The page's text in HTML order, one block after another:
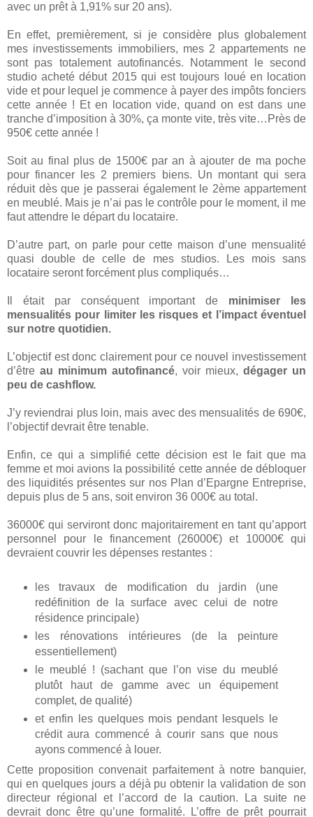
avec un prêt à 1,91% sur 20 ans).
En effet, premièrement, si je considère plus globalement
mes investissements immobiliers, mes 2 appartements ne
sont pas totalement autofinancés. Notamment le second
studio acheté début 2015 qui est toujours loué en location
vide et pour lequel je commence à payer des impôts fonciers
cette année ! Et en location vide, quand on est dans une
tranche d’imposition à 30%, ça monte vite, très vite…Près de
950€ cette année !
Soit au final plus de 1500€ par an à ajouter de ma poche
pour financer les 2 premiers biens. Un montant qui sera
réduit dès que je passerai également le 2ème appartement
en meublé. Mais je n’ai pas le contrôle pour le moment, il me
faut attendre le départ du locataire.
D’autre part, on parle pour cette maison d’une mensualité
quasi double de celle de mes studios. Les mois sans
locataire seront forcément plus compliqués…
Il était par conséquent important de minimiser les
mensualités pour limiter les risques et l’impact éventuel
sur notre quotidien.
L’objectif est donc clairement pour ce nouvel investissement
d’être au minimum autofinancé, voir mieux, dégager un
peu de cashflow.
J’y reviendrai plus loin, mais avec des mensualités de 690€,
l’objectif devrait être tenable.
Enfin, ce qui a simplifié cette décision est le fait que ma
femme et moi avions la possibilité cette année de débloquer
des liquidités présentes sur nos Plan d’Epargne Entreprise,
depuis plus de 5 ans, soit environ 36 000€ au total.
36000€ qui serviront donc majoritairement en tant qu’apport
personnel pour le financement (26000€) et 10000€ qui
devraient couvrir les dépenses restantes :
les travaux de modification du jardin (une
redéfinition de la surface avec celui de notre
résidence principale)
les rénovations intérieures (de la peinture
essentiellement)
le meublé ! (sachant que l’on vise du meublé
plutôt haut de gamme avec un équipement
complet, de qualité)
et enfin les quelques mois pendant lesquels le
crédit aura commencé à courir sans que nous
ayons commencé à louer.
Cette proposition convenait parfaitement à notre banquier,
qui en quelques jours a déjà pu obtenir la validation de son
directeur régional et l’accord de la caution. La suite ne
devrait donc être qu’une formalité. L’offre de prêt pourrait